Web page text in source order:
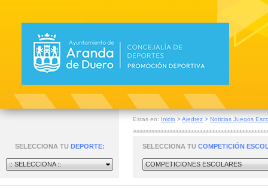
Estas en: Inicio >Ajedrez > Noticias Juegos
SELECCIONA TU DEPORTE:
:: SELECCIONA ::
SELECCIONA TU COMPETICIÓN
COMPETICIONES ESCOLARES